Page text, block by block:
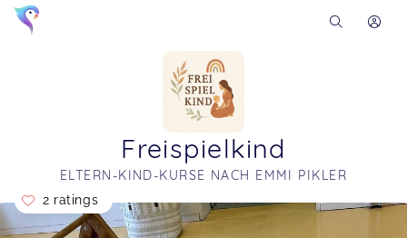
Freispielkind
ELTERN-KIND-KURSE NACH EMMI PIKLER
Soon you will learn more about me here...
2 ratings